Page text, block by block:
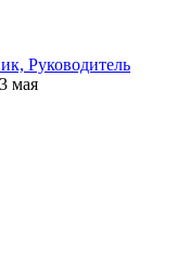
Руководитель
мая